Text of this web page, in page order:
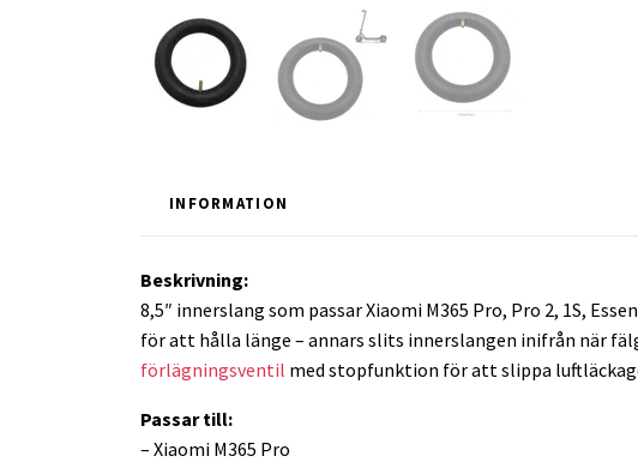
INFORMATION
Beskrivning:
8,5″ innerslang som passar Xiaomi M365 Pro, Pro 2, 1S,
för att hålla länge – annars slits innerslangen inifrån när
förlägningsventil med stopfunktion för att slippa
Passar till:
– Xiaomi M365 Pro